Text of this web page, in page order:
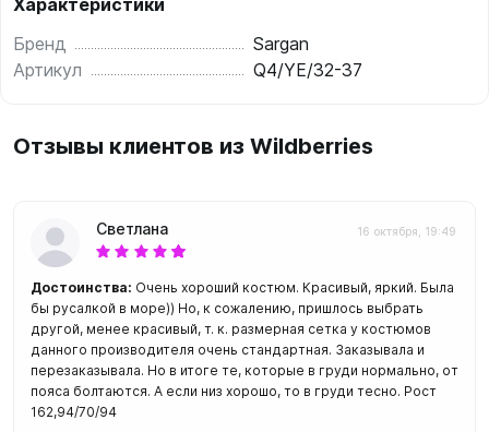
Характеристики
Бренд
Sargan
Артикул
Q4/YE/32-37
Отзывы клиентов из Wildberries
Светлана 16 октября, 19:49
Достоинства: Очень хороший костюм. Красивый, яркий. Была
бы русалкой в море)) Но, к сожалению, пришлось выбрать
другой, менее красивый, т. к. размерная сетка у костюмов
данного производителя очень стандартная. Заказывала и
перезаказывала. Но в итоге те, которые в груди нормально, от
пояса болтаются. А если низ хорошо, то в груди тесно. Рост
162,94/70/94